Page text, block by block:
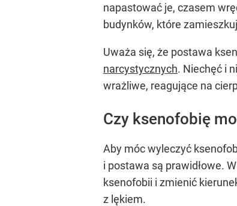
napastować je, czasem
budynków, które
Uważa się, że postawa
narcystycznych. Niechęć i
wrażliwe, reagujące na
Czy ksenofobię
Aby móc wyleczyć
i postawa są prawidłowe.
ksenofobii i zmienić
z lękiem.